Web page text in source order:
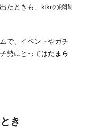
たとき も、ktkrの瞬間
で、イベントやガチ
勢にとってはたまら
き